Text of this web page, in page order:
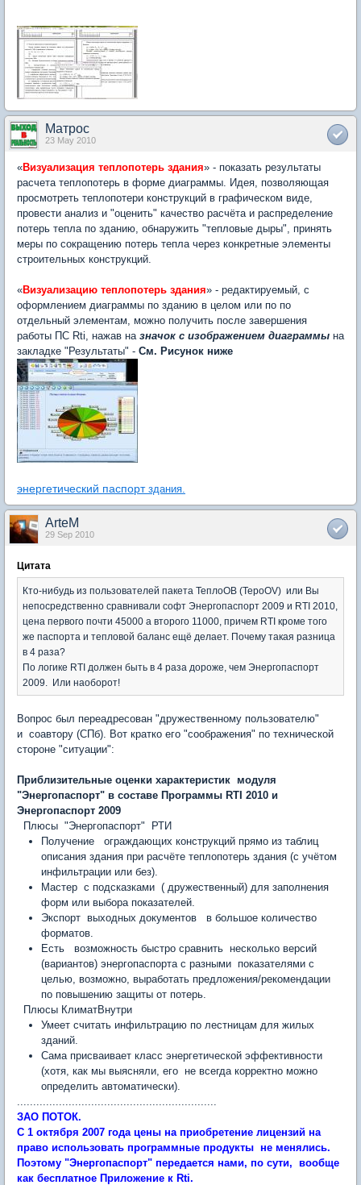
Матрос
23 May 2010
«Визуализация теплопотерь здания» - показать результаты
расчета теплопотерь в форме диаграммы. Идея, позволяющая
просмотреть теплопотери конструкций в графическом виде,
провести анализ и "оценить" качество расчёта и распределение
потерь тепла по зданию, обнаружить "тепловые дыры", принять
меры по сокращению потерь тепла через конкретные элементы
строительных конструкций.
«Визуализацию теплопотерь здания» - редактируемый, с
оформлением диаграммы по зданию в целом или по по
отдельный элементам, можно получить после завершения
работы ПС Rti, нажав на значок с изображением диаграммы на
закладке "Результаты" - См. Рисунок ниже
энергетический паспортздания.
ArteM
29 Sep 2010
Цитата
Кто-нибудь из пользователей пакета ТеплоОВ (TepoOV) или Вы
непосредственно сравнивали софт Энергопаспорт 2009 и RTI 2010,
цена первого почти 45000 а второго 11000, причем RTI кроме того
же паспорта и тепловой баланс ещё делает. Почему такая разница
в 4 раза?
По логике RTI должен быть в 4 раза дороже, чем Энергопаспорт
2009. Или наоборот!
Вопрос был переадресован "дружественному пользователю"
и соавтору (СПб). Вот кратко его "соображения" по технической
стороне "ситуации":
Приблизительные оценки характеристик модуля
"Энергопаспорт" в составе Программы RTI 2010 и
Энергопаспорт 2009
Плюсы "Энергопаспорт" РТИ
Получение ограждающих конструкций прямо из таблиц
описания здания при расчёте теплопотерь здания (с учётом
инфильтрации или без).
Мастер с подсказками ( дружественный) для заполнения
форм или выбора показателей.
Экспорт выходных документов в большое количество
форматов.
Есть возможность быстро сравнить несколько версий
(вариантов) энергопаспорта с разными показателями с
целью, возможно, выработать предложения/рекомендации
по повышению защиты от потерь.
Плюсы КлиматВнутри
Умеет считать инфильтрацию по лестницам для жилых
зданий.
Сама присваивает класс энергетической эффективности
(хотя, как мы выясняли, его не всегда корректно можно
определить автоматически).
ЗАО ПОТОК.
С 1 октября 2007 года цены на приобретение лицензий на
право использовать программные продукты не менялись.
Поэтому "Энергопаспорт" передается нами, по сути, вообще
как бесплатное Приложение к Rti.